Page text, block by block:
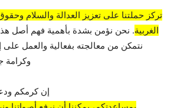
تركز حملتنا على تعزيز العدالة والسلام
الغربية. نحن نؤمن بشدة بأهمية فهم أصل هذا
نتمكن من معالجته بفعالية والعمل
وكرامة
إن كرمكم